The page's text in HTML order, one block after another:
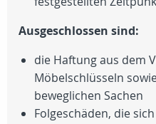
Ausgeschlossen sind:
die Haftung aus dem
Möbelschlüsseln
beweglichen Sachen
Folgeschäden, die